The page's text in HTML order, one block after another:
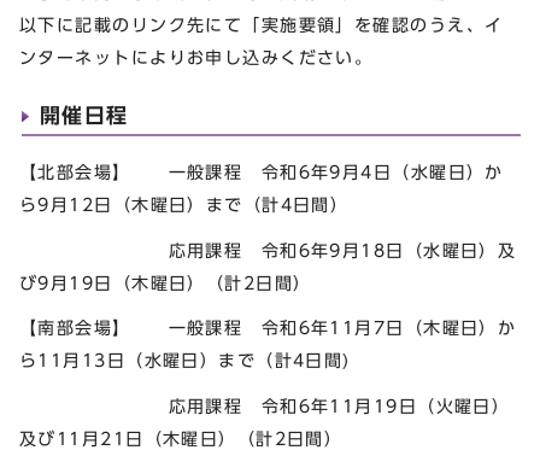
以下に記載のリンク先にて「実施要領」を確認のうえ、イ
ンターネットによりお申し込みください。
開催日程
【北部会場】 一般課程 令和6年9月4日（水曜日）か
ら9月12日（木曜日）まで（計4日間）
応用課程 令和6年9月18日（水曜日）及
び9月19日（木曜日）（計2日間）
【南部会場】 一般課程 令和6年11月7日（木曜日）か
ら11月13日（水曜日）まで（計4日間)
応用課程 令和6年11月19日（火曜日）
及び11月21日（木曜日）（計2日間）